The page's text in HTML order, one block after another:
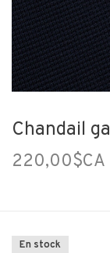
Chandail
220,00$CA
En stock